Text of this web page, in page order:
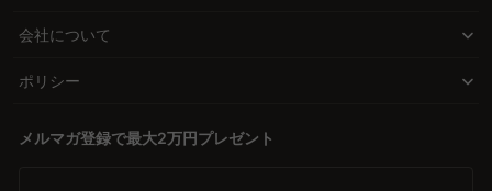
できること間違いなし。直接ECモデルにより、手の届く価格でおし
ュラルスタイルまで、多彩な選択肢で個性豊かな玄関を演出。
会社について
ポリシー
メルマガ登録で最大2万円プレゼント